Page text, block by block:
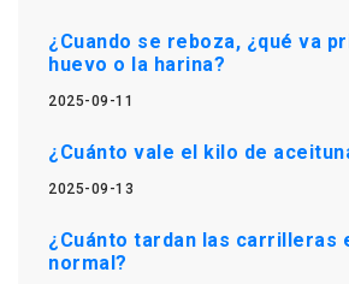
¿Cuando se reboza, ¿qué va
huevo o la harina?
2025-09-11
¿Cuánto vale el kilo de
2025-09-13
¿Cuánto tardan las carrilleras
normal?